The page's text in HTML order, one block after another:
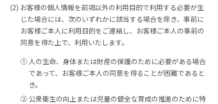
(2) お客様の個人情報を前項以外の利用目的で利用する必要が生
じた場合には、次のいずれかに該当する場合を除き、事前に
お客様ご本人に利用目的をご連絡し、お客様ご本人の事前の
同意を得た上で、利用いたします。
① 人の生命、身体または財産の保護のために必要がある場合
であって、お客様ご本人の同意を得ることが困難であると
き。
② 公衆衛生の向上または児童の健全な育成の推進のために特